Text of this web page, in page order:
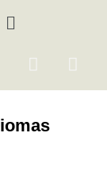
Menu
I
t
a
Y